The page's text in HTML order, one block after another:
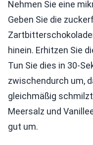
Nehmen Sie eine
Geben Sie die
hinein. Erhitzen Sie
Tun Sie dies in 30-
zwischendurch um,
gleichmäßig
Meersalz und
gut um.